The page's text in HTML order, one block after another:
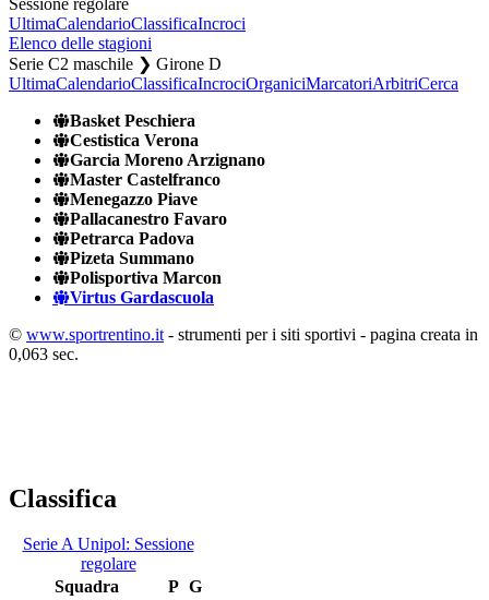
UltimaCalendarioClassificaIncroci
Elenco delle stagioni
Serie C2 maschile ❯ Girone D
UltimaCalendarioClassificaIncrociOrganiciMarcatoriArbitriCerca
Basket Peschiera
Cestistica Verona
Garcia Moreno Arzignano
Master Castelfranco
Menegazzo Piave
Pallacanestro Favaro
Petrarca Padova
Pizeta Summano
Polisportiva Marcon
Virtus Gardascuola
© www.sportrentino.it - strumenti per i siti sportivi - pagina creata in
0,063 sec.
Classifica
Serie A Unipol: Sessione
regolare
Squadra
P G